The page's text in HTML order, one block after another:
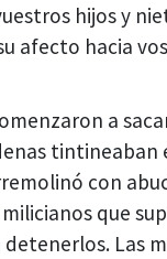
hijos y
afecto hacia
a
tintineaban
con
que
Las